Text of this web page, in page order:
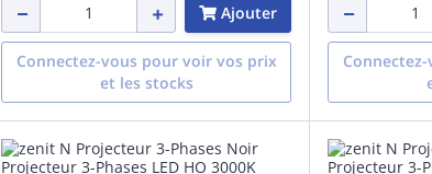
Ajouter
Connectez-vous pour voir vos prix
et les stocks